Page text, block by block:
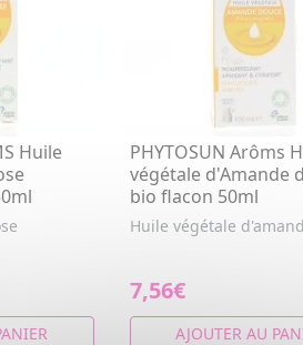
Huile
PHYTOSUN Arôms
végétale d'Amande
bio flacon 50ml
Huile végétale
7,56€
AJOUTER AU